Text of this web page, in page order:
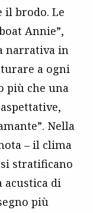
il brodo. Le
Annie”,
narrativa in
a ogni
più che una
Nella
– il clima
stratificano
acustica di
più